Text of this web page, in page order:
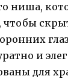
ниша,
и
для